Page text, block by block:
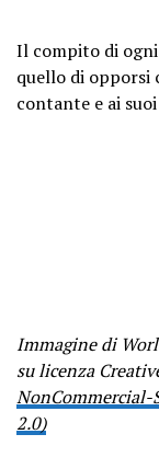
Il compito di
quello di opporsi
contante e ai
Immagine di
su licenza
NonCommercial-
2.0)